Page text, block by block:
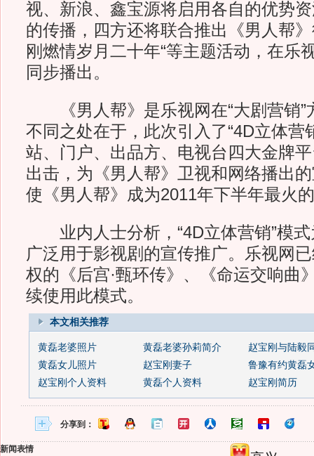
视、新浪、鑫宝源将启用各自的优势
的传播，四方还将联合推出《男人帮
刚燃情岁月二十年“等主题活动，在乐
同步播出。
《男人帮》是乐视网在“大剧营销”
不同之处在于，此次引入了“4D立体营
站、门户、出品方、电视台四大金牌
出击，为《男人帮》卫视和网络播出
使《男人帮》成为2011年下半年最火
业内人士分析，“4D立体营销”模式
广泛用于影视剧的宣传推广。乐视网
权的《后宫·甄环传》、《命运交响曲
续使用此模式。
本文相关推荐
黄磊老婆照片 黄磊老婆孙莉简介
赵宝刚与陆毅
黄磊女儿照片
赵宝刚妻子
鲁豫有约黄磊
赵宝刚个人资料
黄磊个人资料 赵宝刚简历
分享到：
新闻表情